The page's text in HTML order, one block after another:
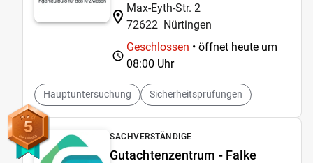
Max-Eyth-Str. 2
72622 Nürtingen
Geschlossen • öffnet heute um
08:00 Uhr
Hauptuntersuchung Sicherheitsprüfungen
5 SACHVERSTÄNDIGE
Gutachtenzentrum - Falke